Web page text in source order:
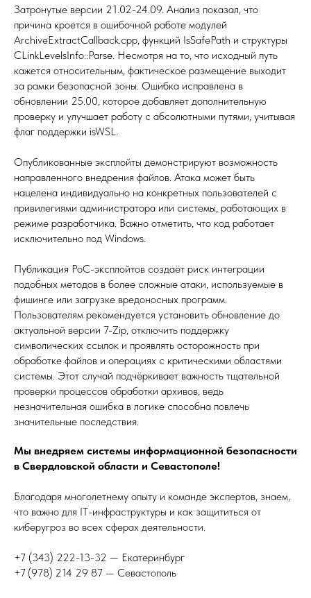
Затронутые версии 21.02-24.09. Анализ показал, что
причина кроется в ошибочной работе модулей
ArchiveExtractCallback.cpp, функций IsSafePath и структуры
CLinkLevelsInfo::Parse. Несмотря на то, что исходный путь
кажется относительным, фактическое размещение выходит
за рамки безопасной зоны. Ошибка исправлена в
обновлении 25.00, которое добавляет дополнительную
проверку и улучшает работу с абсолютными путями, учитывая
флаг поддержки isWSL.
Опубликованные эксплойты демонстрируют возможность
направленного внедрения файлов. Атака может быть
нацелена индивидуально на конкретных пользователей с
привилегиями администратора или системы, работающих в
режиме разработчика. Важно отметить, что код работает
исключительно под Windows.
Публикация PoC-эксплойтов создаёт риск интеграции
подобных методов в более сложные атаки, используемые в
фишинге или загрузке вредоносных программ.
Пользователям рекомендуется установить обновление до
актуальной версии 7-Zip, отключить поддержку
символических ссылок и проявлять осторожность при
обработке файлов и операциях с критическими областями
системы. Этот случай подчёркивает важность тщательной
проверки процессов обработки архивов, ведь
незначительная ошибка в логике способна повлечь
значительные последствия.
Мы внедряем системы информационной безопасности
в Свердловской области и Севастополе!
Благодаря многолетнему опыту и команде экспертов, знаем,
что важно для IT-инфраструктуры и как защититься от
киберугроз во всех сферах деятельности.
+7 (343) 222-13-32 — Екатеринбург
+7 (978) 214 29 87 — Севастополь